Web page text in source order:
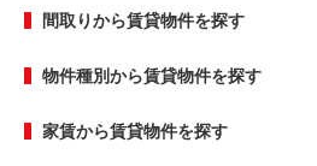
間取りから賃貸物件を探す
物件種別から賃貸物件を探す
家賃から賃貸物件を探す